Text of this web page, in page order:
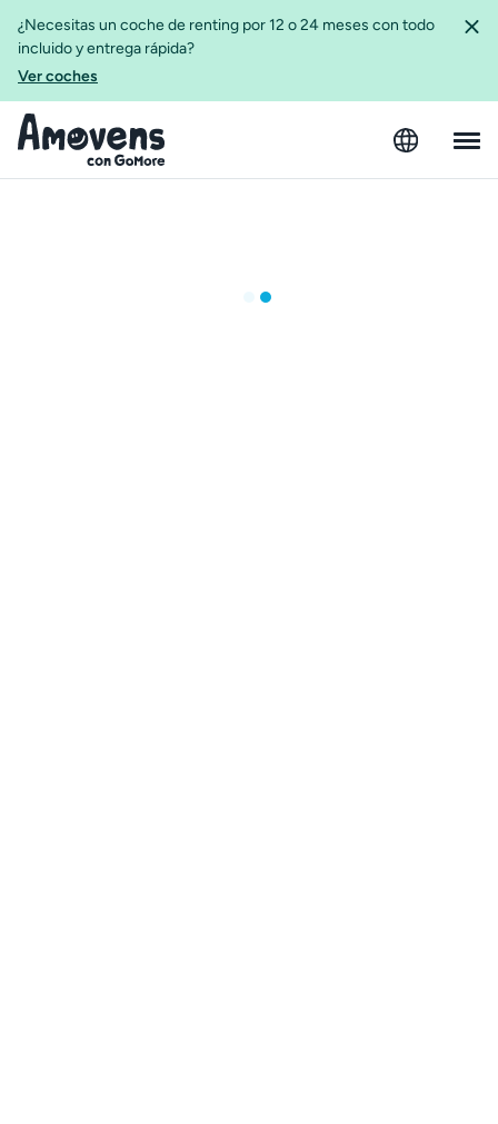
¿Necesitas un coche de renting por 12 o 24 meses con todo
incluido y entrega rápida?
Ver coches